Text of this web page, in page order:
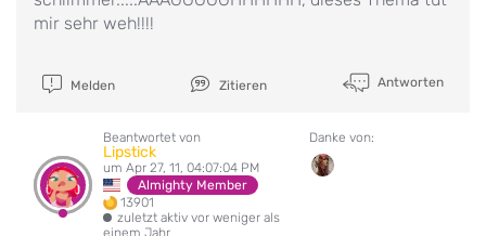
mir sehr weh!!!!
Melden Zitieren Antworten
Beantwortet von
Lipstick
um Apr 27, 11, 04:07:04 PM
Almighty Member
13901
zuletzt aktiv vor weniger als
einem Jahr
Danke von: